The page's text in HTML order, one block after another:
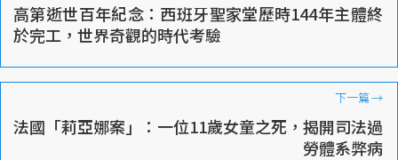
高第逝世百年紀念：西班牙聖家堂歷時144年主體終
於完工，世界奇觀的時代考驗
下一篇→
法國「莉亞娜案」：一位11歲女童之死，揭開司法過
勞體系弊病